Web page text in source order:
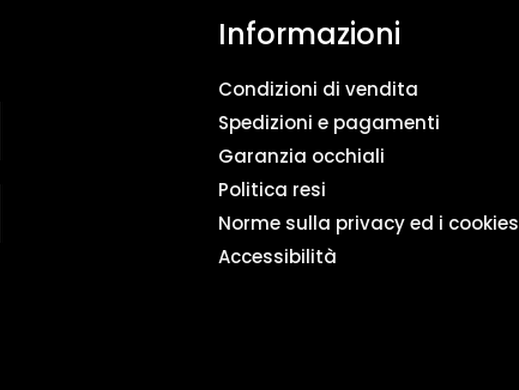
Informazioni
Condizioni di vendita
Spedizioni e pagamenti
Garanzia occhiali
Politica resi
Norme sulla privacy ed i cookies
Accessibilità